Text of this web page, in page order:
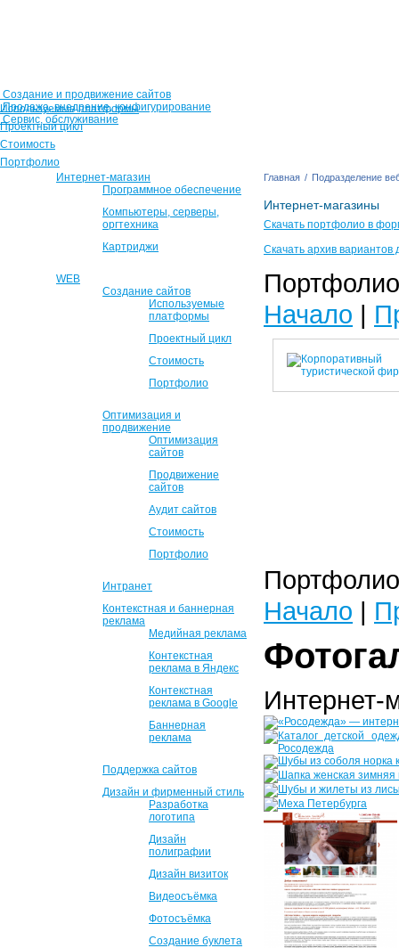
Создание и продвижение сайтов
Продажа, внедрение, конфигурирование
Сервис, обслуживание
Используемые платформы
Проектный цикл
Стоимость
Портфолио
Интернет-магазин
Программное обеспечение
Компьютеры, серверы,
оргтехника
Картриджи
WEB
Создание сайтов
Используемые
платформы
Проектный цикл
Стоимость
Портфолио
Оптимизация и
продвижение
Оптимизация
сайтов
Продвижение
сайтов
Аудит сайтов
Стоимость
Портфолио
Интранет
Контекстная и баннерная
реклама
Медийная реклама
Контекстная
реклама в Яндекс
Контекстная
реклама в Google
Баннерная
реклама
Поддержка сайтов
Дизайн и фирменный стиль
Разработка
логотипа
Дизайн
полиграфии
Дизайн визиток
Видеосъёмка
Фотосъёмка
Создание буклета
Главная / Подразделение
Интернет-магазины
Скачать портфолио в
Скачать архив вариантов
Начало |
Начало |
Интернет-